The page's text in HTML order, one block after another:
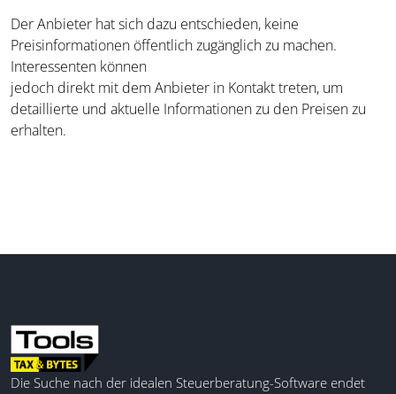
Der Anbieter hat sich dazu entschieden, keine
Preisinformationen öffentlich zugänglich zu machen.
Interessenten können
jedoch direkt mit dem Anbieter in Kontakt treten, um
detaillierte und aktuelle Informationen zu den Preisen zu
erhalten.
Die Suche nach der idealen Steuerberatung-Software endet